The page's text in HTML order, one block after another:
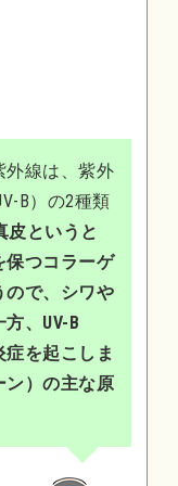
外線は、紫外
B）の2種類
皮というと
保つコラーゲ
ので、シワや
、UV-B
を起こしま
ン）の主な原